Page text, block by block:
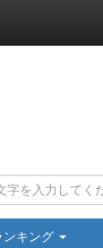
ンキング